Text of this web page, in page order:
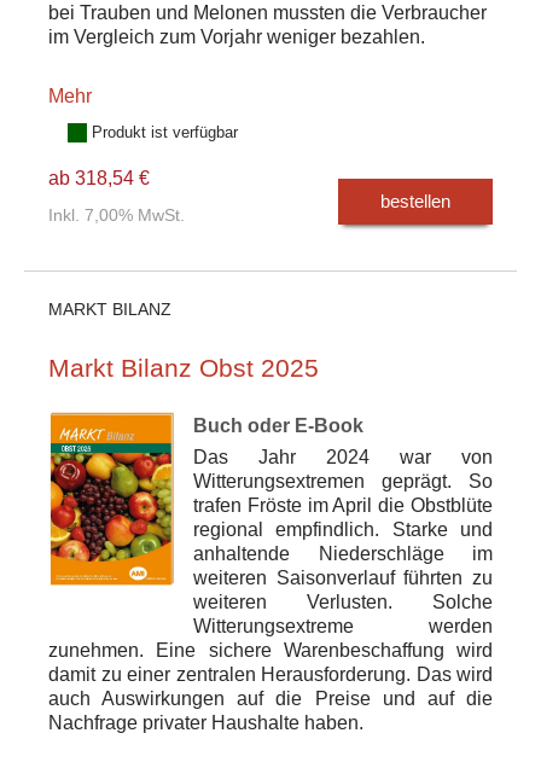
bei Trauben und Melonen mussten die Verbraucher
im Vergleich zum Vorjahr weniger bezahlen.
Mehr
Produkt ist verfügbar
ab 318,54 €
Inkl. 7,00% MwSt.
bestellen
MARKT BILANZ
Markt Bilanz Obst 2025
Buch oder E-Book
Das Jahr 2024 war von
Witterungsextremen geprägt. So
trafen Fröste im April die Obstblüte
regional empfindlich. Starke und
anhaltende Niederschläge im
weiteren Saisonverlauf führten zu
weiteren Verlusten. Solche
Witterungsextreme werden
zunehmen. Eine sichere Warenbeschaffung wird
damit zu einer zentralen Herausforderung. Das wird
auch Auswirkungen auf die Preise und auf die
Nachfrage privater Haushalte haben.